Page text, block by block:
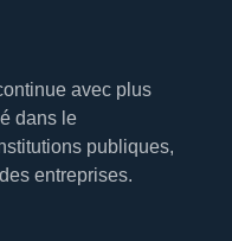
avec plus
dans le
publiques,
entreprises.